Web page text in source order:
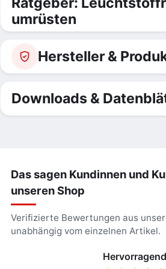
umrüsten
Hersteller &
Downloads &
Das sagen Kundinnen und
unseren Shop
Verifizierte Bewertungen aus
unabhängig vom einzelnen Artikel.
Hervorragend